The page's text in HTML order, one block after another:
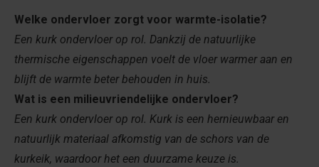
Welke ondervloer zorgt voor warmte-isolatie?
Een kurk ondervloer op rol. Dankzij de natuurlijke
thermische eigenschappen voelt de vloer warmer aan en
blijft de warmte beter behouden in huis.
Wat is een milieuvriendelijke ondervloer?
Een kurk ondervloer op rol. Kurk is een hernieuwbaar en
natuurlijk materiaal afkomstig van de schors van de
kurkeik, waardoor het een duurzame keuze is.